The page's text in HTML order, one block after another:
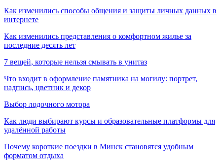
Как изменились способы общения и защиты личных данных в
интернете
Как изменились представления о комфортном жилье за
последние десять лет
7 вещей, которые нельзя смывать в унитаз
Что входит в оформление памятника на могилу: портрет,
надпись, цветник и декор
Выбор лодочного мотора
Как люди выбирают курсы и образовательные платформы для
удалённой работы
Почему короткие поездки в Минск становятся удобным
форматом отдыха